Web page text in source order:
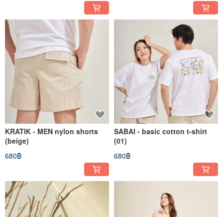
KRATIK - MEN nylon shorts
(beige)
680฿
SABAI - basic cotton t-shirt
(01)
680฿